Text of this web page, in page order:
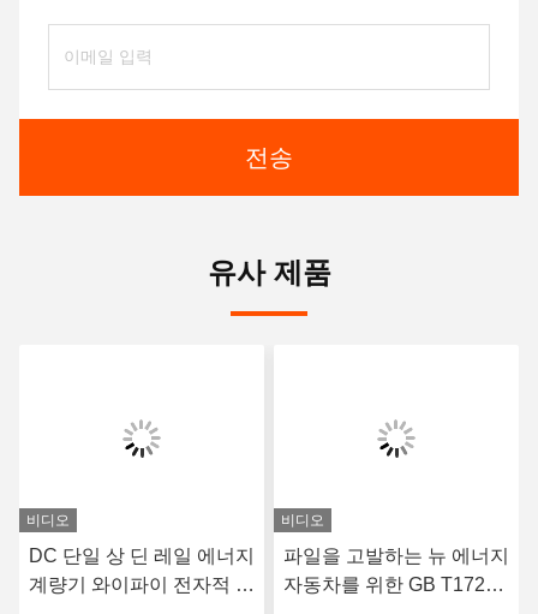
전송
유사 제품
비디오
DC 단일 상 딘 레일 에너지
계량기 와이파이 전자적 전
비디오
파일을 고발하는 뉴 에너지
자동차를 위한 GB T17215